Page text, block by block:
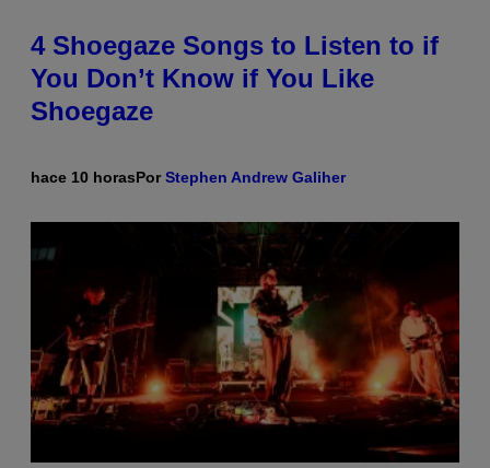
4 Shoegaze Songs to Listen to if
You Don’t Know if You Like
Shoegaze
hace 10 horasPorStephen Andrew Galiher